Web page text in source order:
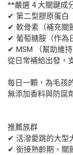
**嚴選 4 大關鍵成
✔ 第二型膠原蛋白
✔ 軟骨素（補充關
✔ 葡萄糖胺（作為
✔ MSM （幫助維持
從日常補給出發，
每日一顆，為毛孩
無添加香料與防腐
推薦族群
✔ 活潑愛跳的大型
✔ 銜接熟齡期、關